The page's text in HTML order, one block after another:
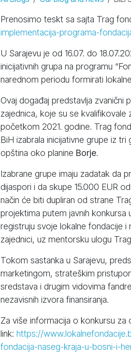
Prenosimo teskt sa sajta Trag
implementacija-programa-
U Sarajevu je od 16.07. do
inicijativnih grupa na programu
narednom periodu formirati
Ovaj događaj predstavlja zvanični
zajednica, koje su se
početkom 2021. godine. Trag
BiH izabrala inicijativne grupe iz tri
opština oko planine Borje.
Izabrane grupe imaju zadatak da
dijaspori i da skupe 15.000 EUR
način će biti dupliran od strane
projektima putem javnih konkursa
registruju svoje lokalne fondacije i
zajednici, uz mentorsku ulogu
Tokom sastanka u Sarajevu,
marketingom, strateškim
sredstava i drugim vidovima
nezavisnih izvora finansiranja.
Za više informacija o konkursu za
link: https://
fondacija-naseg-kraja-u-bosni-i-